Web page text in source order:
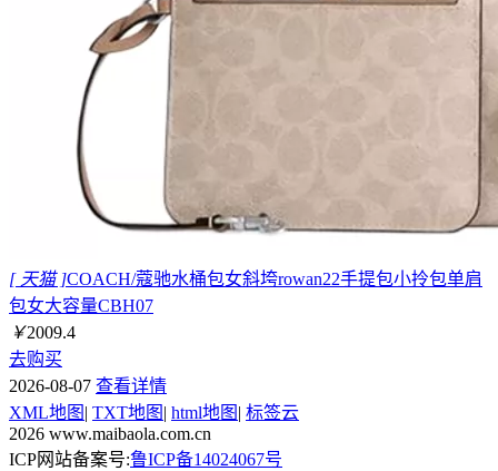
[ 天猫 ]COACH/蔻驰水桶包女斜垮rowan22手提包小拎包单肩
包女大容量CBH07
￥2009.4
去购买
2026-08-07 查看详情
XML地图 | TXT地图 | html地图 | 标签云
2026 www.maibaola.com.cn
ICP网站备案号:鲁ICP备14024067号